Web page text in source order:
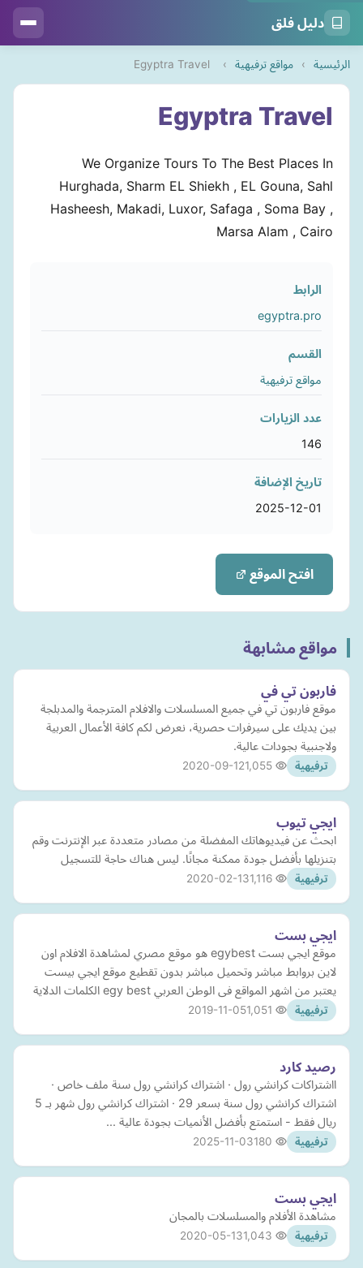
دليل فلق
الرئيسية › مواقع ترفيهية ›
Egyptra Travel
Egyptra Travel
We Organize Tours To The Best Places In
Hurghada, Sharm EL Shiekh , EL Gouna, Sahl
Hasheesh, Makadi, Luxor, Safaga , Soma Bay ,
Marsa Alam , Cairo
الرابط
egyptra.pro
القسم
مواقع ترفيهية
عدد الزيارات
146
تاريخ الإضافة
2025-12-01
افتح الموقع
مواقع مشابهة
فاربون تي في
موقع فاربون تي في جميع المسلسلات والافلام المترجمة والمدبلجة
بين يديك على سيرفرات حصرية، نعرض لكم كافة الأعمال العربية
ولاجنبية بجودات عالية.
ترفيهية 2020-09-12
ايجي تيوب
ابحث عن فيديوهاتك المفضلة من مصادر متعددة عبر الإنترنت وقم
بتنزيلها بأفضل جودة ممكنة مجانًا. ليس هناك حاجة للتسجيل
ترفيهية 2020-02-13
ايجي بست
موقع ايجي بست egybest هو موقع مصري لمشاهدة الافلام اون
لاين بروابط مباشر وتحميل مباشر بدون تقطيع موقع ايجي بيست
يعتبر من اشهر المواقع فى الوطن العربي egy best الكلمات الدلاية
ترفيهية 2019-11-05
رصيد كارد
ااشتراكات كرانشي رول · اشتراك كرانشي رول سنة ملف خاص ·
اشتراك كرانشي رول سنة بسعر 29 · اشتراك كرانشي رول شهر بـ 5
ريال فقط - استمتع بأفضل الأنميات بجودة عالية ...
ترفيهية 2025-11-03
ايجي بست
مشاهدة الأفلام والمسلسلات بالمجان
ترفيهية 2020-05-13